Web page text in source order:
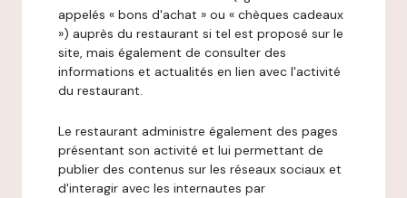
appelés « bons d'achat » ou « chèques cadeaux
») auprès du restaurant si tel est proposé sur le
site, mais également de consulter des
informations et actualités en lien avec l'activité
du restaurant.
Le restaurant administre également des pages
présentant son activité et lui permettant de
publier des contenus sur les réseaux sociaux et
d'interagir avec les internautes par